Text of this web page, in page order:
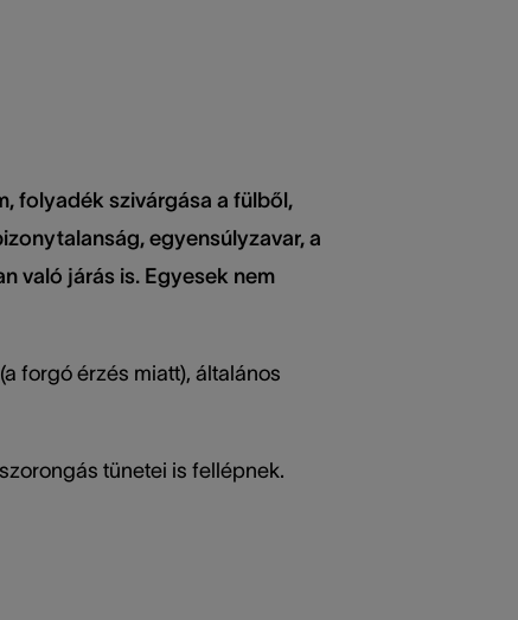
folyadék szivárgása a fülből,
egyensúlyzavar, a
való járás is. Egyesek nem
forgó érzés miatt), általános
tünetei is fellépnek.